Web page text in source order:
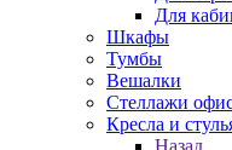
Для
Шкафы
Тумбы
Вешалки
Стеллажи
Кресла и
Назад